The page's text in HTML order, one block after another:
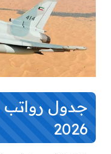
جدول رواتب
2026